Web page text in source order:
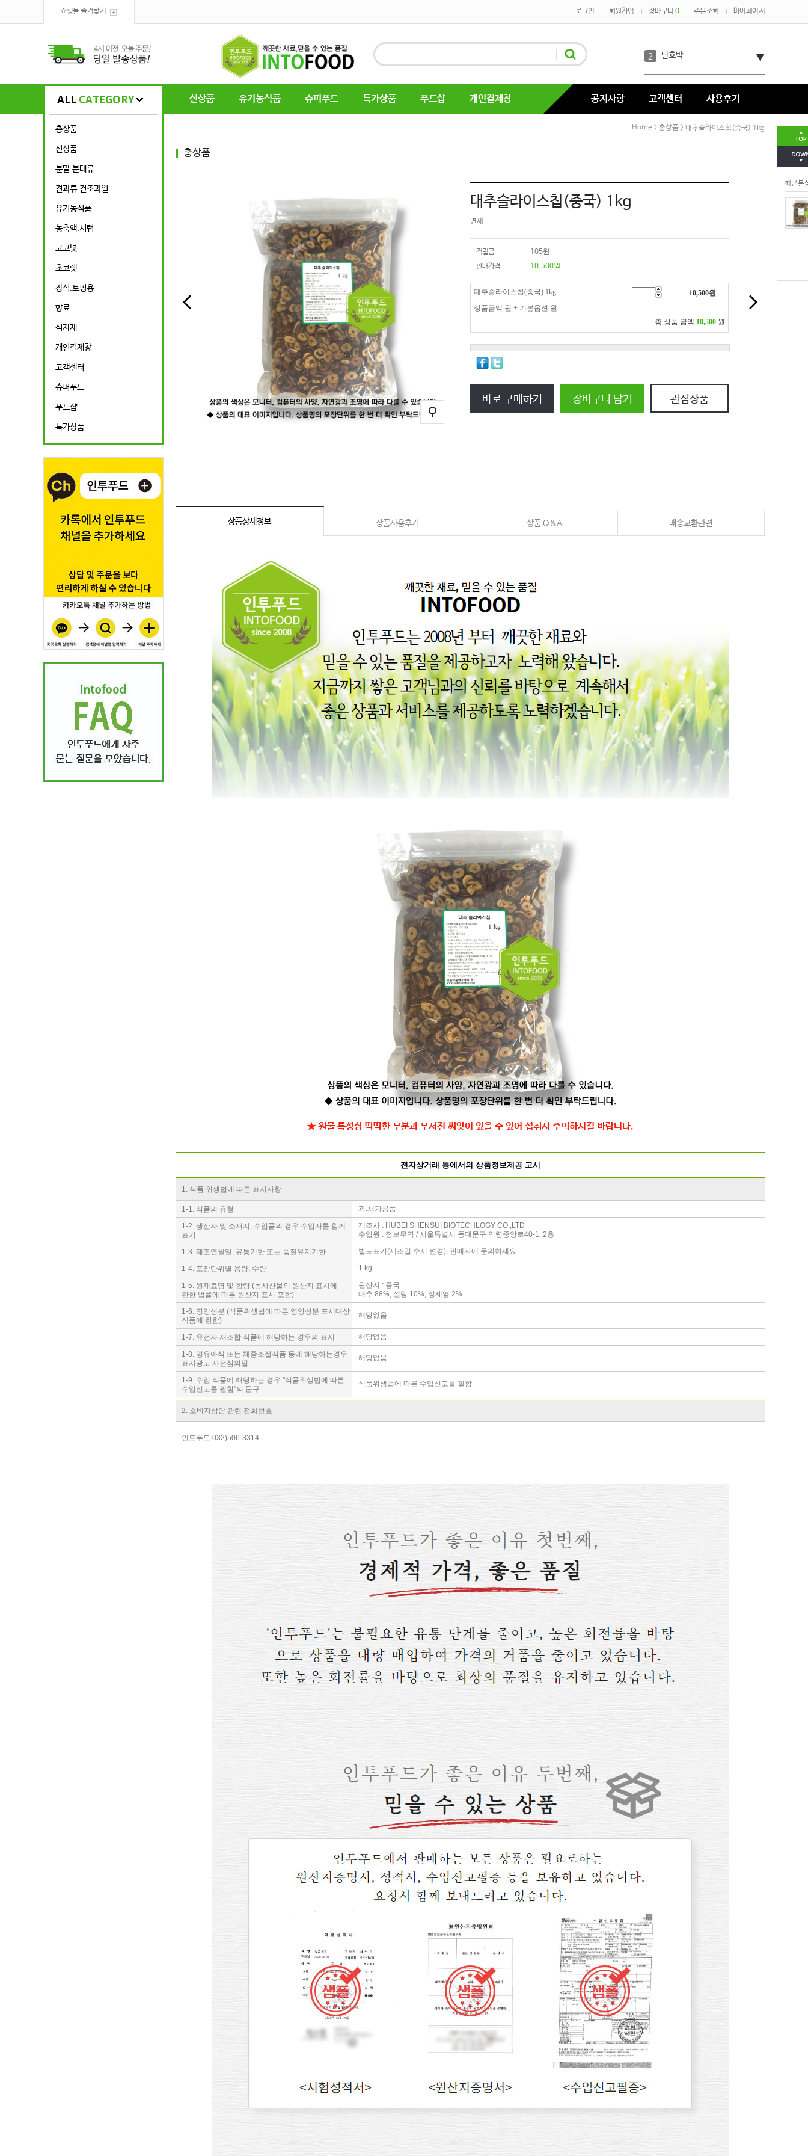
최근본
쇼핑몰 즐겨찾기 로그인 회원가입 장바구니 0 주문조회 마이페이지
2
3 코코아
5 코코넛
ALL CATEGORY 신상품 유기농식품 슈퍼푸드 특가상품 푸드샵 개인결제창 공지사항 고객센터 사용후기
총상품
신상품
분말.분태류
견과류.건조과일
유기농식품
농축액.시럽
코코넛
초코렛
장식.토핑용
향료
식자재
개인결제창
고객센터
슈퍼푸드
푸드샵
특가상품
Home > 총상품 > 대추슬라이스칩(중국) 1kg
총상품
대추슬라이스칩(중국) 1kg
면세
적립금
105원
판매가격
10,500원
대추슬라이스칩(중국) 1kg 10,500원
상품금액 원 + 기본옵션 원
총 상품 금액 10,500 원
바로 구매하기 장바구니 담기 관심상품
상품상세정보 상품사용후기 상품 Q&A 배송교환관련
★ 원물 특성상 딱딱한 부분과 부서진 씨앗이 있을 수 있어 섭취시 주의하시길 바랍니다.
전자상거래 등에서의 상품정보제공 고시
1. 식품 위생법에 따른 표시사항
1-1. 식품의 유형 과.채가공품
1-2. 생산자 및 소재지, 수입품의 경우 수입자를 함께
표기
제조사 : HUBEI SHENSUI BIOTECHLOGY CO.,LTD
수입원 : 정보무역 / 서울특별시 동대문구 약령중앙로40-1, 2층
1-3. 제조연월일, 유통기한 또는 품질유지기한 별도표기(제조일 수시 변경), 판매자에 문의하세요
1-4. 포장단위별 용량, 수량 1 kg
1-5. 원재료명 및 함량 (농사산물의 원산지 표시에
관한 법률에 따른 원산지 표시 포함)
원산지 : 중국
대추 88%, 설탕 10%, 정제염 2%
1-6. 영양성분 (식품위생법에 따른 영양성분 표시대상
식품에 한함)
해당없음
1-7. 유전자 재조합 식품에 해당하는 경우의 표시 해당없음
1-8. 영유아식 또는 체중조절식품 등에 해당하는경우
표시광고 사전심의필
해당없음
1-9. 수입 식품에 해당하는 경우 "식품위생법에 따른
수입신고를 필함"의 문구
식품위생법에 따른 수입신고를 필함
2. 소비자상담 관련 전화번호
인트푸드 032)506-3314